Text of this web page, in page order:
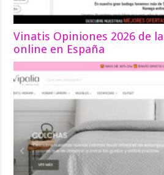
Vinatis Opiniones 2026 de
online en España